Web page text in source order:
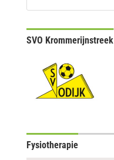
SVO Krommerijnstreek
Fysiotherapie